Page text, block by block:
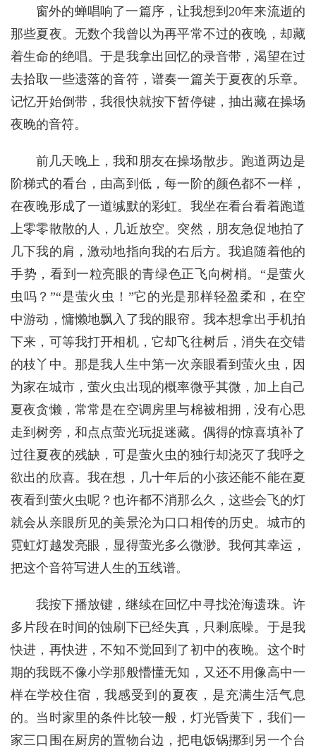
窗外的蝉唱响了一篇序，让我想到20年来流逝的
那些夏夜。无数个我曾以为再平常不过的夜晚，却藏
着生命的绝唱。于是我拿出回忆的录音带，渴望在过
去拾取一些遗落的音符，谱奏一篇关于夏夜的乐章。
记忆开始倒带，我很快就按下暂停键，抽出藏在操场
夜晚的音符。
前几天晚上，我和朋友在操场散步。跑道两边是
阶梯式的看台，由高到低，每一阶的颜色都不一样，
在夜晚形成了一道缄默的彩虹。我坐在看台看着跑道
上零零散散的人，几近放空。突然，朋友急促地拍了
几下我的肩，激动地指向我的右后方。我追随着他的
手势，看到一粒亮眼的青绿色正飞向树梢。“是萤火
虫吗？”“是萤火虫！”它的光是那样轻盈柔和，在空
中游动，慵懒地飘入了我的眼帘。我本想拿出手机拍
下来，可等我打开相机，它却飞往树后，消失在交错
的枝丫中。那是我人生中第一次亲眼看到萤火虫，因
为家在城市，萤火虫出现的概率微乎其微，加上自己
夏夜贪懒，常常是在空调房里与棉被相拥，没有心思
走到树旁，和点点萤光玩捉迷藏。偶得的惊喜填补了
过往夏夜的残缺，可是萤火虫的独行却浇灭了我呼之
欲出的欣喜。我在想，几十年后的小孩还能不能在夏
夜看到萤火虫呢？也许都不消那么久，这些会飞的灯
就会从亲眼所见的美景沦为口口相传的历史。城市的
霓虹灯越发亮眼，显得萤光多么微渺。我何其幸运，
把这个音符写进人生的五线谱。
我按下播放键，继续在回忆中寻找沧海遗珠。许
多片段在时间的蚀刷下已经失真，只剩底噪。于是我
快进，再快进，不知不觉回到了初中的夜晚。这个时
期的我既不像小学那般懵懂无知，又还不用像高中一
样在学校住宿，我感受到的夏夜，是充满生活气息
的。当时家里的条件比较一般，灯光昏黄下，我们一
家三口围在厨房的置物台边，把电饭锅挪到另一个台